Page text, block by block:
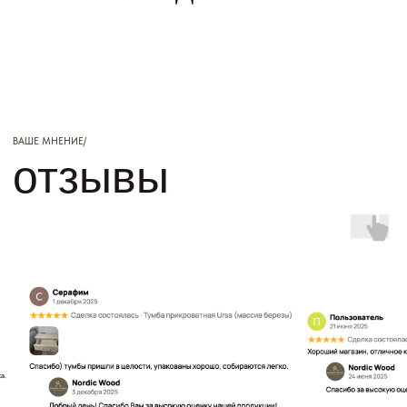
г.Петрозаводск,
улица Казарменская , дом 4
ПН - ПТ
кубатура